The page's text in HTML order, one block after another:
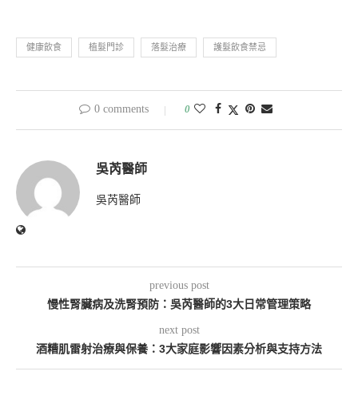
健康飲食 植髮門診 落髮治療 護髮飲食禁忌
0 comments 0
吳芮醫師
吳芮醫師
previous post
慢性腎臟病及洗腎預防：吳芮醫師的3大日常管理策略
next post
酒糟肌雷射治療與保養：3大家庭影響因素分析與支持方法